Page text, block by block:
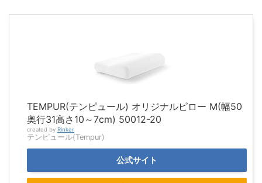
TEMPUR(テンピュール) オリジナルピロー M(幅50
奥行31高さ10～7cm) 50012-20
created by Rinker
テンピュール(Tempur)
公式サイト